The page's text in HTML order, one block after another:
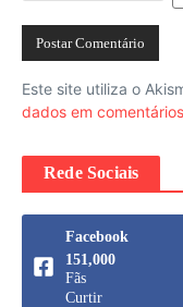
Este site utiliza o
dados em
Rede Sociais
Facebook
151,000
Fãs
Curtir